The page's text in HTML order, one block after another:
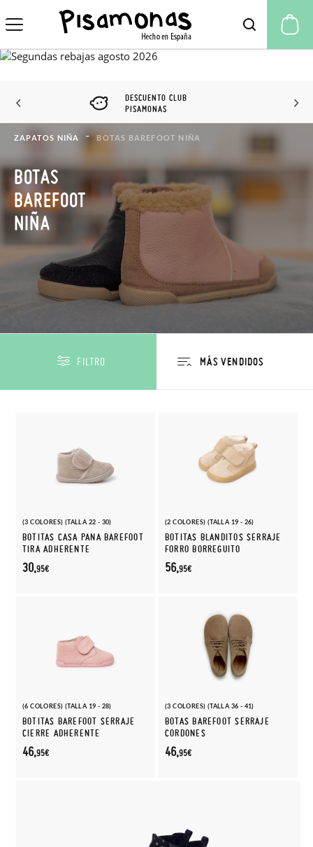
DESCUENTO CLUB
PISAMONAS
ZAPATOS NIÑA BOTAS BAREFOOT NIÑA
BOTAS
BAREFOOT
NIÑA
FILTRO
(3 COLORES) (TALLA 22 - 30)
BOTITAS CASA PANA BAREFOOT
TIRA ADHERENTE
30,95€
(2 COLORES) (TALLA 19 - 26)
BOTITAS BLANDITOS SERRAJE
FORRO BORREGUITO
56,95€
(6 COLORES) (TALLA 19 - 28)
BOTITAS BAREFOOT SERRAJE
CIERRE ADHERENTE
46,95€
(3 COLORES) (TALLA 36 - 41)
BOTAS BAREFOOT SERRAJE
CORDONES
46,95€